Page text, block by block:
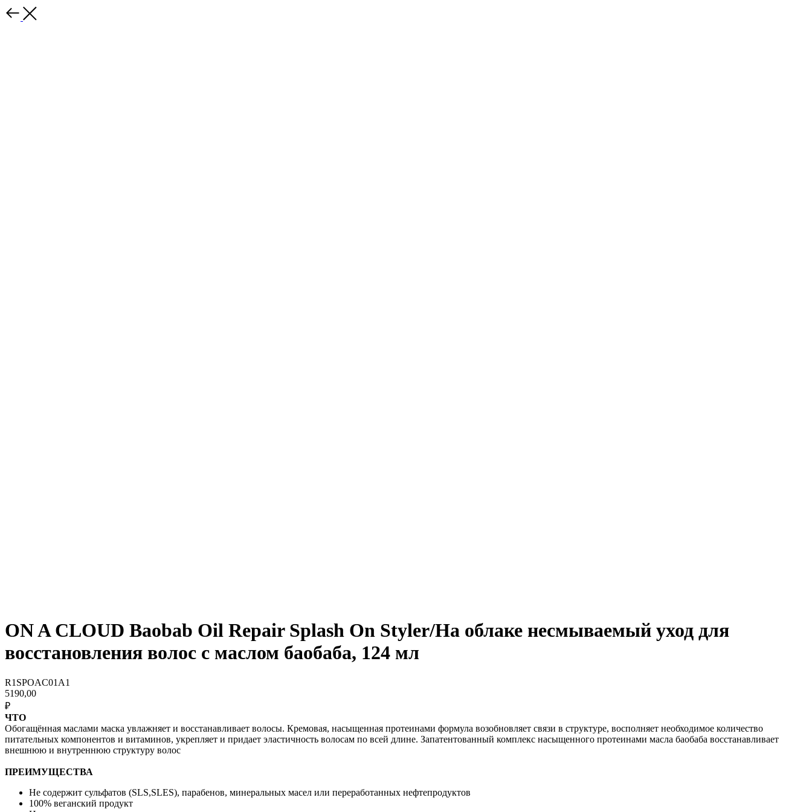
ON A CLOUD Baobab Oil Repair Splash On Styler/На облаке несмываемый уход для
восстановления волос с маслом баобаба, 124 мл
R1SPOAC01A1
5190,00
₽
ЧТО
Обогащённая маслами маска увлажняет и восстанавливает волосы. Кремовая, насыщенная протеинами формула возобновляет связи в структуре, восполняет необходимое количество
питательных компонентов и витаминов, укрепляет и придает эластичность волосам по всей длине. Запатентованный комплекс насыщенного протеинами масла баобаба восстанавливает
внешнюю и внутреннюю структуру волос
ПРЕИМУЩЕСТВА
Не содержит сульфатов (SLS,SLES), парабенов, минеральных масел или переработанных нефтепродуктов
100% веганский продукт